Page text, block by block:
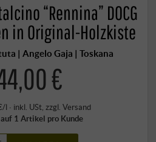
“Rennina” DOCG
in Original-Holzkiste
| Angelo Gaja | Toskana
€
l · inkl. USt, zzgl. Versand
1 Artikel pro Kunde